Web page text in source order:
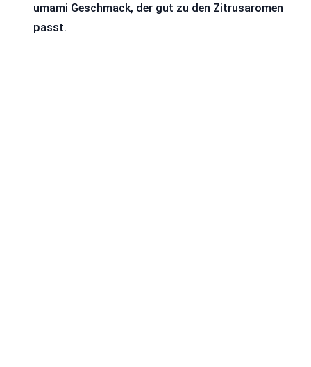
umami Geschmack, der gut zu den Zitrusaromen
passt.